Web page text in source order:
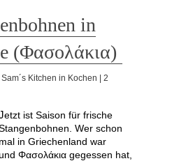
in
(Φασολάκια)
Sam´s Kitchen in Kochen
| 2
für frische
Wer schon
mal in Griechenland war
Φασολάκια gegessen hat,